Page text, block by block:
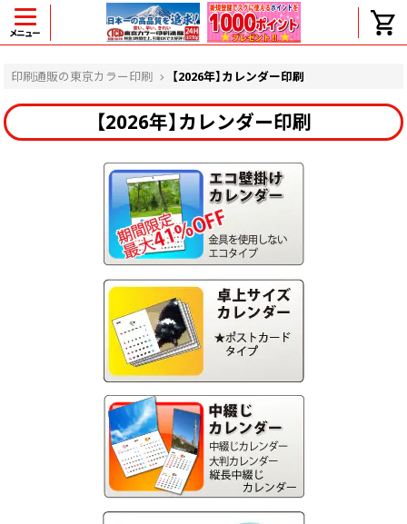
メニュー
印刷通販の東京カラー印刷 【2026年】カレンダー印刷
【2026年】カレンダー印刷
ヘルプ
入金・決済後、入金情報画面に反映されま
価格表にない部数の注文は可能ですか？
出荷からお届けまでの日数を教えてくださ
任意の部数単位で帯をかけて納品できま
領収書・納品書を発行は可能ですか？
初回特典の1000ポイントを使用するに
画面表示操作
ユーザー登録ログイン
注文